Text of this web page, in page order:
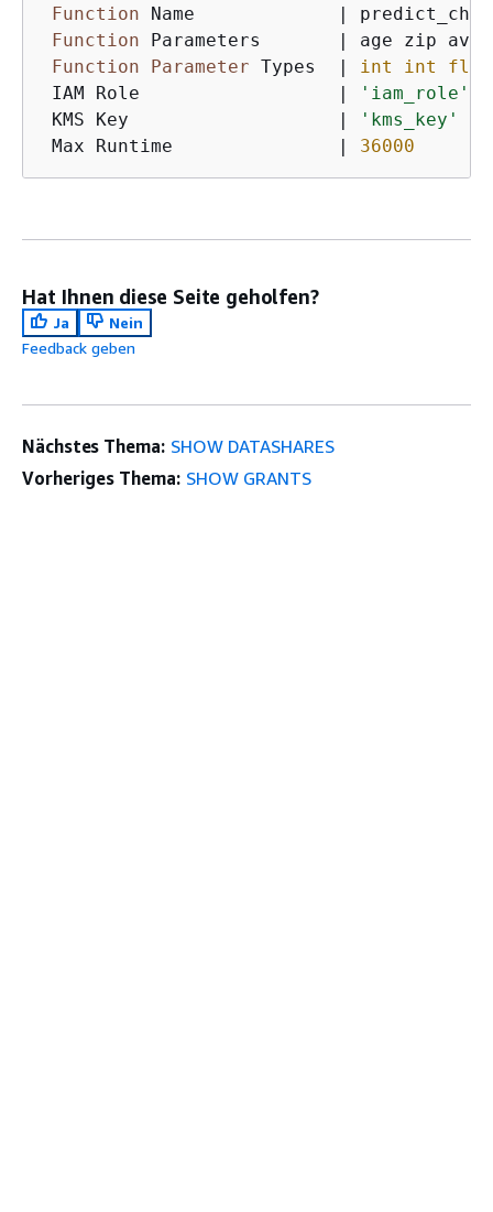
Function Name
Function Parameters
age zip
Function
Parameter Types int int
IAM Role
'iam_role'
KMS Key
'kms_key'
Max Runtime
36000
Hat Ihnen diese Seite geholfen?
Ja
Nein
Feedback geben
Nächstes Thema: SHOW DATASHARES
Vorheriges Thema: SHOW GRANTS